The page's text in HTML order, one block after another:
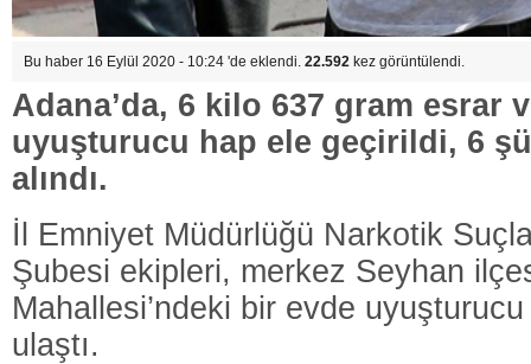
Bu haber 16 Eylül 2020 - 10:24 'de eklendi. 22.592 kez görüntülendi.
Adana’da, 6 kilo 637 gram esrar
uyuşturucu hap ele geçirildi, 6
alındı.
İl Emniyet Müdürlüğü Narkotik
Şubesi ekipleri, merkez Seyhan
Mahallesi’ndeki bir evde
ulaştı.